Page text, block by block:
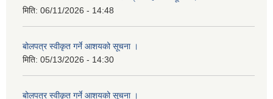
मिति: 06/11/2026 - 14:48
बोलपत्र स्वीकृत गर्ने आशयको सूचना ।
मिति: 05/13/2026 - 14:30
बोलपत्र स्वीकृत गर्ने आशयको सूचना ।